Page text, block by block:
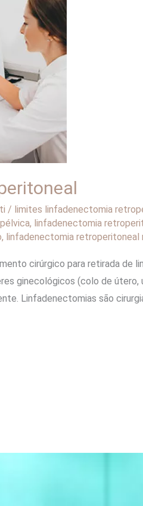
/ limites linfadenectomia
, linfadenectomia
, linfadenectomia retroperitoneal
cirúrgico para retirada de
ginecológicos (colo de útero,
Linfadenectomias são